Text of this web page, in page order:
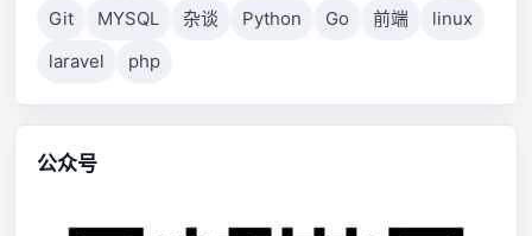
Git
MYSQL 杂谈 Python Go 前端
linux
laravel
php
公众号